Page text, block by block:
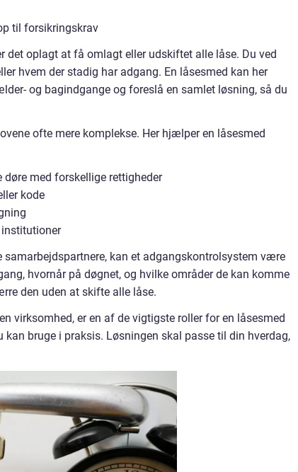
til forsikringskrav
det oplagt at få omlagt eller udskiftet alle låse. Du ved
hvem der stadig har adgang. En låsesmed kan her
og bagindgange og foreslå en samlet løsning, så du
ofte mere komplekse. Her hjælper en låsesmed
døre med forskellige rettigheder
kode
institutioner
samarbejdspartnere, kan et adgangskontrolsystem være
hvornår på døgnet, og hvilke områder de kan komme
den uden at skifte alle låse.
virksomhed, er en af de vigtigste roller for en låsesmed
bruge i praksis. Løsningen skal passe til din hverdag,